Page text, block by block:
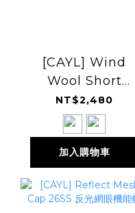
[CAYL] Wind
Wool Short
Sleeve 美麗諾羊毛
短袖
NT$2,480
加入購物車